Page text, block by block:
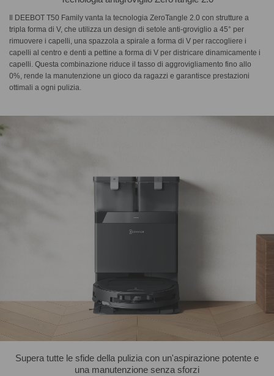
Il DEEBOT T50 Family vanta la tecnologia ZeroTangle 2.0 con strutture a
tripla forma di V, che utilizza un design di setole anti-groviglio a 45° per
rimuovere i capelli, una spazzola a spirale a forma di V per raccogliere i
capelli al centro e denti a pettine a forma di V per districare dinamicamente i
capelli. Questa combinazione riduce il tasso di aggrovigliamento fino allo
0%, rende la manutenzione un gioco da ragazzi e garantisce prestazioni
ottimali a ogni pulizia.
Supera tutte le sfide della pulizia con un'aspirazione potente e
una manutenzione senza sforzi